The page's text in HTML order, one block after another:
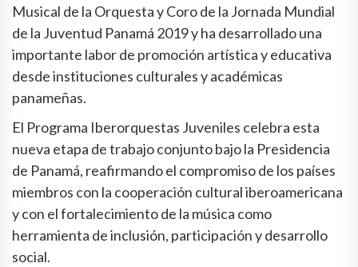
Musical de la Orquesta y Coro de la Jornada Mundial
de la Juventud Panamá 2019 y ha desarrollado una
importante labor de promoción artística y educativa
desde instituciones culturales y académicas
panameñas.
El Programa Iberorquestas Juveniles celebra esta
nueva etapa de trabajo conjunto bajo la Presidencia
de Panamá, reafirmando el compromiso de los países
miembros con la cooperación cultural iberoamericana
y con el fortalecimiento de la música como
herramienta de inclusión, participación y desarrollo
social.